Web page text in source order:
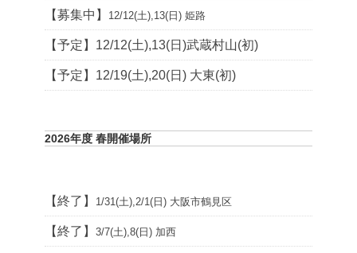
【募集中】 12/12(土),13(日) 姫路
【予定】12/12(土),13(日)武蔵村山(初)
【予定】12/19(土),20(日) 大東(初)
2026年度 春開催場所
【終了】 1/31(土),2/1(日) 大阪市鶴見区
【終了】 3/7(土),8(日) 加西